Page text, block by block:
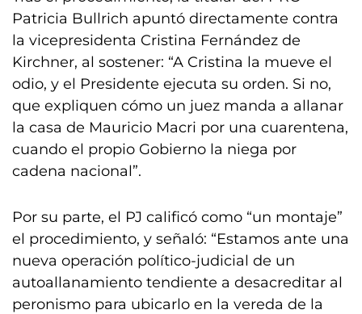
Patricia Bullrich apuntó directamente contra
la vicepresidenta Cristina Fernández de
Kirchner, al sostener: “A Cristina la mueve el
odio, y el Presidente ejecuta su orden. Si no,
que expliquen cómo un juez manda a allanar
la casa de Mauricio Macri por una cuarentena,
cuando el propio Gobierno la niega por
cadena nacional”.
Por su parte, el PJ calificó como “un montaje”
el procedimiento, y señaló: “Estamos ante una
nueva operación político-judicial de un
autoallanamiento tendiente a desacreditar al
peronismo para ubicarlo en la vereda de la